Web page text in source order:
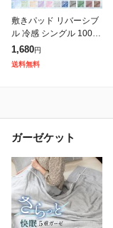
敷きパッド リバーシブ
ル 冷感 シングル 100×2
00cm 冷感敷きパッド
防ダニ 抗菌防臭 洗える
1,680円
送料無料
ガーゼケット